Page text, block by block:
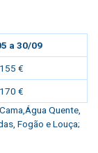
a 30/09
155 €
170 €
Quente,
Fogão e Louça;